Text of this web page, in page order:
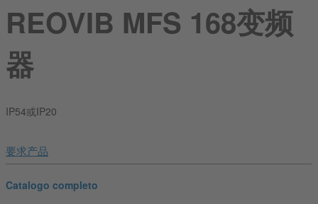
REOVIB MFS 168变频
器
IP54或IP20
要求产品
Catalogo completo